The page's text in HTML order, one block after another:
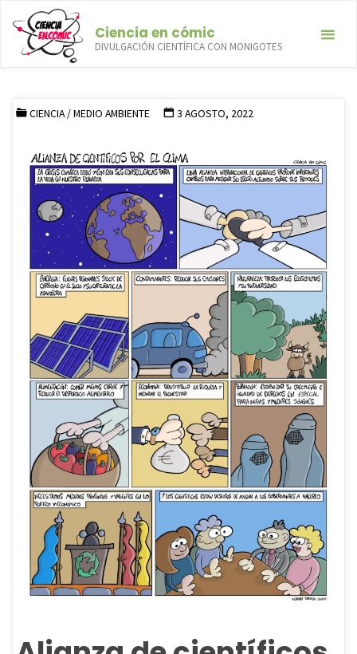
contenido
Ciencia en cómic
DIVULGACIÓN CIENTÍFICA CON MONIGOTES
Alianza de científicos por el
CIENCIA/MEDIO AMBIENTE 3 AGOSTO, 2022